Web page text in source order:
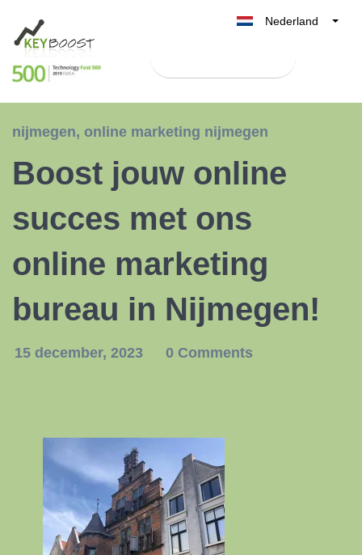
Nederland
België
España
nijmegen, online marketing nijmegen
Boost jouw online
succes met ons
online marketing
bureau in Nijmegen!
15 december, 2023 0 Comments